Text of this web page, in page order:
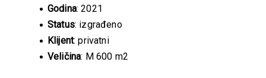
Godina: 2021
Status: izgrađeno
Klijent: privatni
Veličina: M 600 m2